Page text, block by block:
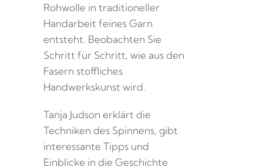
Rohwolle in traditioneller
Handarbeit feines Garn
entsteht. Beobachten Sie
Schritt für Schritt, wie aus den
Fasern stoffliches
Handwerkskunst wird.
Tanja Judson erklärt die
Techniken des Spinnens, gibt
interessante Tipps und
Einblicke in die Geschichte